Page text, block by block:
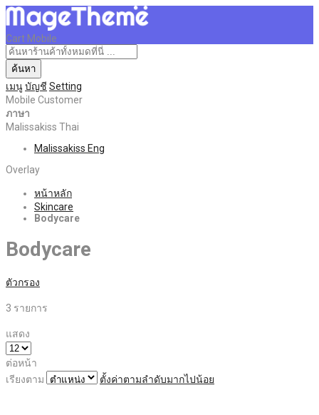
Cart Mobile
ค้นหา
เมนูบัญชี Setting
Mobile Customer
ภาษา
Malissakiss Thai
Malissakiss Eng
Overlay
หน้าหลัก
Skincare
Bodycare
Bodycare
ตัวกรอง
3 รายการ
แสดง
ต่อหน้า
เรียงตาม
ตั้งค่าตามลำดับมากไปน้อย